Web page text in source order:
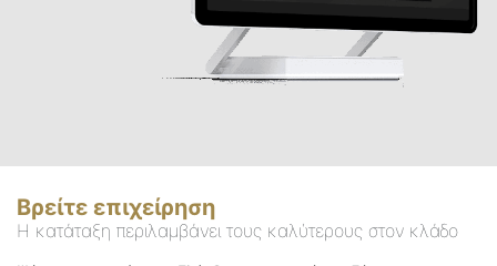
Βρείτε επιχείρηση
Η κατάταξη περιλαμβάνει τους καλύτερους στον κλάδο